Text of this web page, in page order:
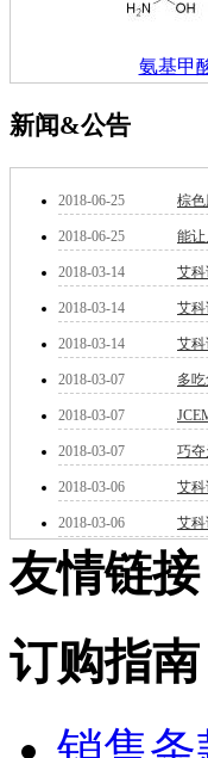
唑
替代能源
生物材料
金属和陶瓷科学
微米/纳米电子材
料
有机和印刷电子学
高分子科学
分析试剂
基准试剂
对照品
指示剂
染料中间体
染色剂
标准品
色谱试剂
分子筛
医药中间体
标准溶液
生物/化学试剂
碳水化合物
抗生素
氨基甲
新闻&公告
2018-06-25 棕
2018-06-25 能
2018-03-14 艾科
2018-03-14 艾
2018-03-14 艾
2018-03-07 多
2018-03-07
2018-03-07 巧
2018-03-06 艾科
2018-03-06 艾
友情链接
订购指南